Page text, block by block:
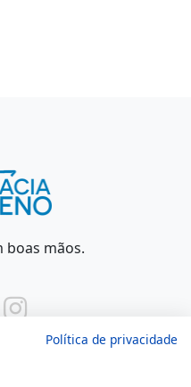
boas mãos.
Política de privacidade